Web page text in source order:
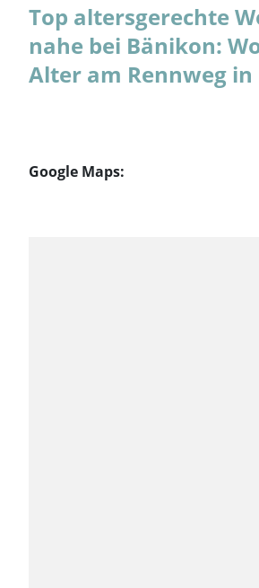
Top altersgerechte
nahe bei Bänikon:
Alter am Rennweg in
Google Maps: